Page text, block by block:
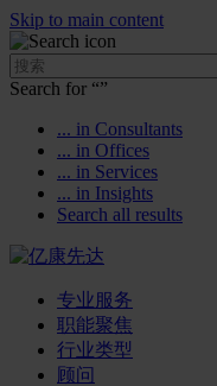
Skip to main content
Search for “”
... in Consultants
... in Offices
... in Services
... in Insights
Search all results
专业服务
职能聚焦
行业类型
顾问